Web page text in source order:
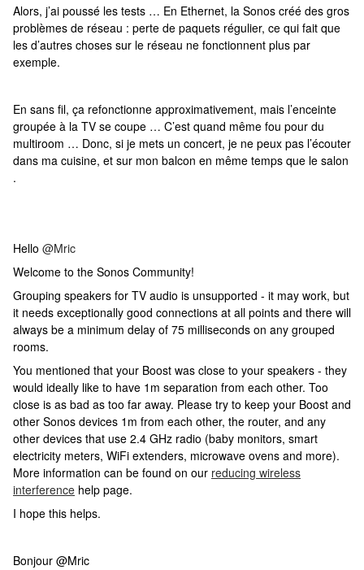
Alors, j’ai poussé les tests … En Ethernet, la Sonos créé des gros
problèmes de réseau : perte de paquets régulier, ce qui fait que
les d’autres choses sur le réseau ne fonctionnent plus par
exemple.
En sans fil, ça refonctionne approximativement, mais l’enceinte
groupée à la TV se coupe … C’est quand même fou pour du
multiroom … Donc, si je mets un concert, je ne peux pas l’écouter
dans ma cuisine, et sur mon balcon en même temps que le salon
.
Hello @Mric
Welcome to the Sonos Community!
Grouping speakers for TV audio is unsupported - it may work, but
it needs exceptionally good connections at all points and there will
always be a minimum delay of 75 milliseconds on any grouped
rooms.
You mentioned that your Boost was close to your speakers - they
would ideally like to have 1m separation from each other. Too
close is as bad as too far away. Please try to keep your Boost and
other Sonos devices 1m from each other, the router, and any
other devices that use 2.4 GHz radio (baby monitors, smart
electricity meters, WiFi extenders, microwave ovens and more).
More information can be found on our reducing wireless
interference help page.
I hope this helps.
Bonjour @Mric